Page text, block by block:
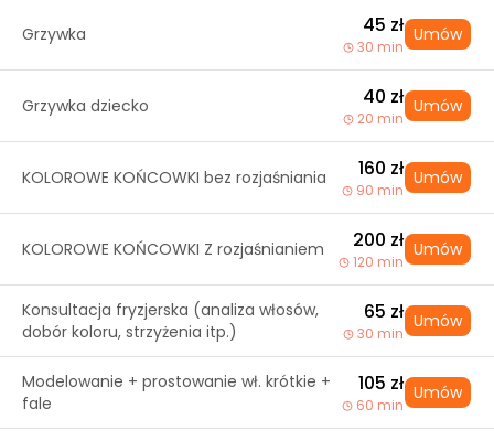
Grzywka 45 zł
30 min
Umów
Grzywka dziecko 40 zł
20 min
Umów
KOLOROWE KOŃCOWKI bez rozjaśniania 160 zł
90 min
Umów
KOLOROWE KOŃCOWKI Z rozjaśnianiem 200 zł
120 min
Umów
Konsultacja fryzjerska (analiza włosów,
dobór koloru, strzyżenia itp.)
65 zł
30 min
Umów
Modelowanie + prostowanie wł. krótkie +
fale
105 zł
60 min
Umów